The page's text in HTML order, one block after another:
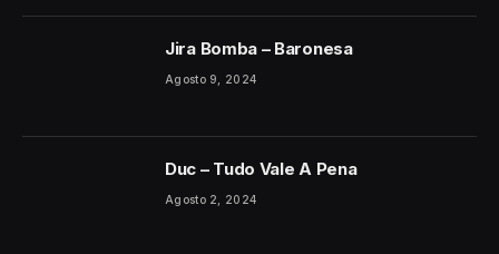
Jira Bomba – Baronesa
Agosto 9, 2024
Duc – Tudo Vale A Pena
Agosto 2, 2024